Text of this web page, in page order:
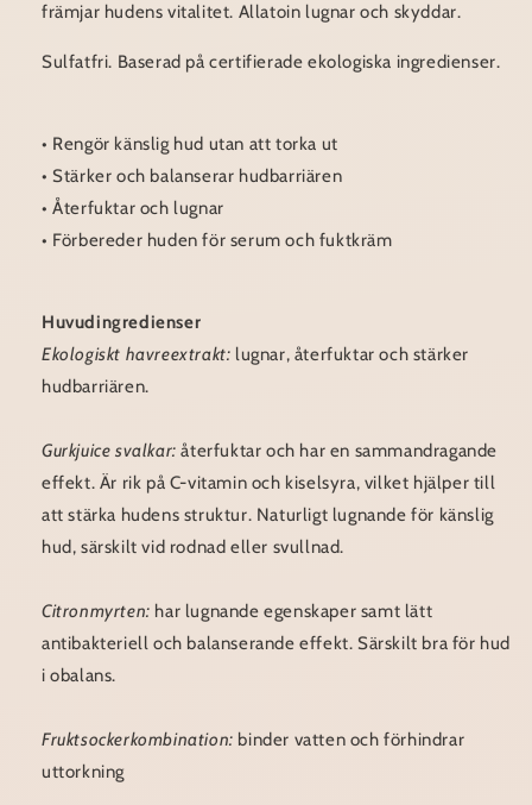
främjar hudens vitalitet. Allatoin lugnar och skyddar.
Sulfatfri. Baserad på certifierade ekologiska ingredienser.
• Rengör känslig hud utan att torka ut
• Stärker och balanserar hudbarriären
• Återfuktar och lugnar
• Förbereder huden för serum och fuktkräm
Huvudingredienser
Ekologiskt havreextrakt: lugnar, återfuktar och stärker
hudbarriären.
Gurkjuice svalkar: återfuktar och har en sammandragande
effekt. Är rik på C-vitamin och kiselsyra, vilket hjälper till
att stärka hudens struktur. Naturligt lugnande för känslig
hud, särskilt vid rodnad eller svullnad.
Citronmyrten: har lugnande egenskaper samt lätt
antibakteriell och balanserande effekt. Särskilt bra för hud
i obalans.
Fruktsockerkombination: binder vatten och förhindrar
uttorkning